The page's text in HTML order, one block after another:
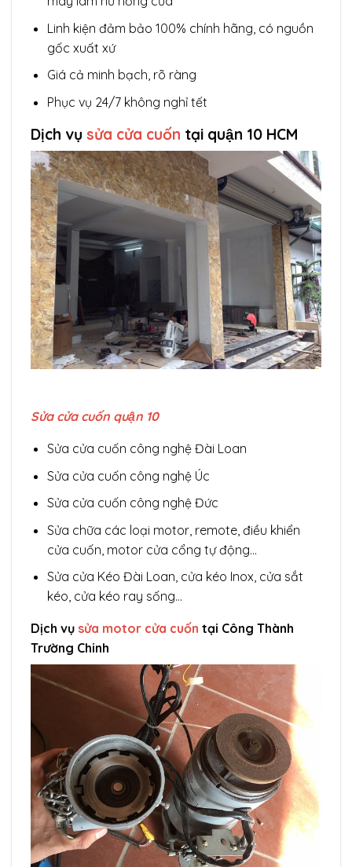
Linh kiện đảm bảo 100% chính hãng, có nguồn
gốc xuất xứ
Giá cả minh bạch, rõ ràng
Phục vụ 24/7 không nghỉ tết
Dịch vụ sửa cửa cuốn tại quận 10 HCM
Sửa cửa cuốn quận 10
Sửa cửa cuốn công nghệ Đài Loan
Sửa cửa cuốn công nghệ Úc
Sửa cửa cuốn công nghệ Đức
Sửa chữa các loại motor, remote, điều khiển
cửa cuốn, motor cửa cổng tự động…
Sửa cửa Kéo Đài Loan, cửa kéo Inox, cửa sắt
kéo, cửa kéo ray sống…
Dịch vụ sửa motor cửa cuốn tại Công Thành
Trường Chinh